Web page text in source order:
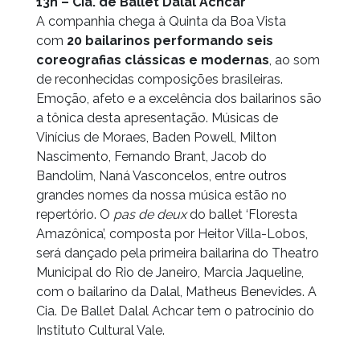
A companhia chega à Quinta da Boa Vista
com 20 bailarinos performando seis
coreografias clássicas e modernas, ao som
de reconhecidas composições brasileiras.
Emoção, afeto e a excelência dos bailarinos são
a tônica desta apresentação. Músicas de
Vinícius de Moraes, Baden Powell, Milton
Nascimento, Fernando Brant, Jacob do
Bandolim, Naná Vasconcelos, entre outros
grandes nomes da nossa música estão no
repertório. O pas de deuxdo ballet ‘Floresta
Amazônica’, composta por Heitor Villa-Lobos,
será dançado pela primeira bailarina do Theatro
Municipal do Rio de Janeiro, Marcia Jaqueline,
com o bailarino da Dalal, Matheus Benevides. A
Cia. De Ballet Dalal Achcar tem o patrocínio do
Instituto Cultural Vale.